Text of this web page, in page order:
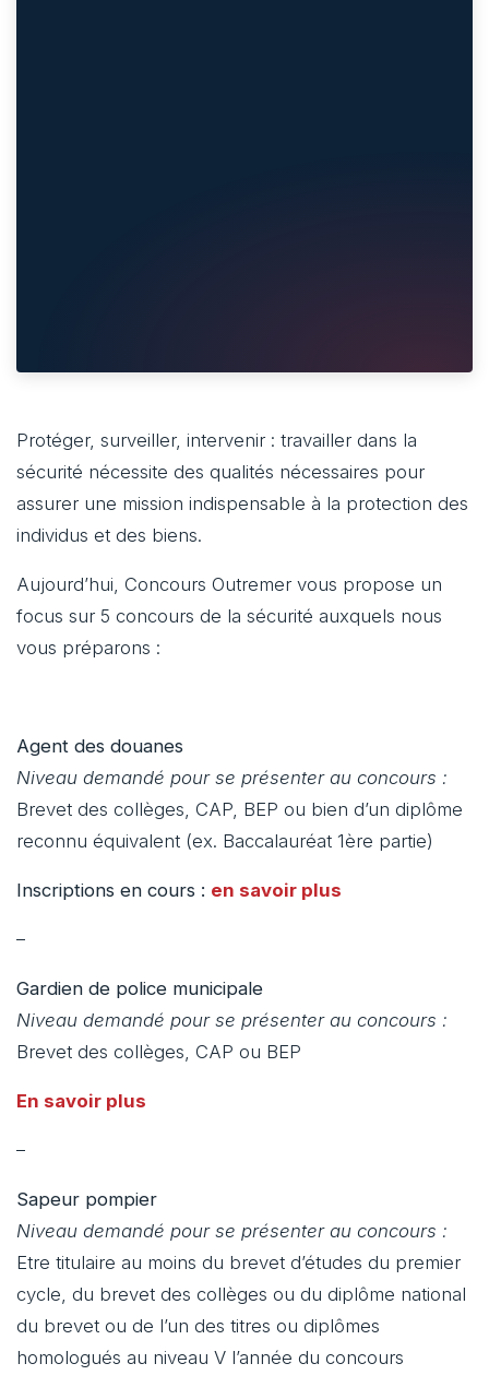
Protéger, surveiller, intervenir : travailler dans la
sécurité nécessite des qualités nécessaires pour
assurer une mission indispensable à la protection des
individus et des biens.
Aujourd’hui, Concours Outremer vous propose un
focus sur 5 concours de la sécurité auxquels nous
vous préparons :
Agent des douanes
Niveau demandé pour se présenter au concours :
Brevet des collèges, CAP, BEP ou bien d’un diplôme
reconnu équivalent (ex. Baccalauréat 1ère partie)
Inscriptions en cours : en savoir plus
–
Gardien de police municipale
Niveau demandé pour se présenter au concours :
Brevet des collèges, CAP ou BEP
En savoir plus
–
Sapeur pompier
Niveau demandé pour se présenter au concours :
Etre titulaire au moins du brevet d’études du premier
cycle, du brevet des collèges ou du diplôme national
du brevet ou de l’un des titres ou diplômes
homologués au niveau V l’année du concours